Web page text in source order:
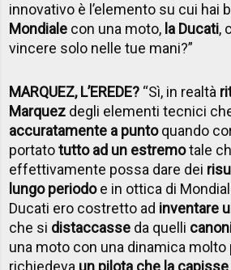
innovativo è l’elemento su cui hai
Mondiale con una moto, la Ducati,
vincere solo nelle tue mani?”
MARQUEZ, L’EREDE? “Sì, in realtà
Marquez degli elementi tecnici
accuratamente a puntoquando
portatotutto ad un estremotale
effettivamente possa dare dei
lungo periodoe in ottica di
Ducati ero costretto ad inventare
che si distaccasse da quelli
una moto con una dinamica molto